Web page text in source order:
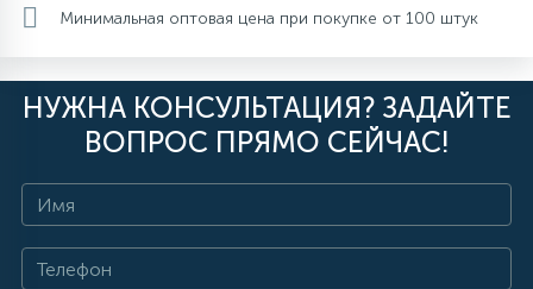
Минимальная оптовая цена при покупке от 100 штук
НУЖНА КОНСУЛЬТАЦИЯ? ЗАДАЙТЕ
ВОПРОС ПРЯМО СЕЙЧАС!